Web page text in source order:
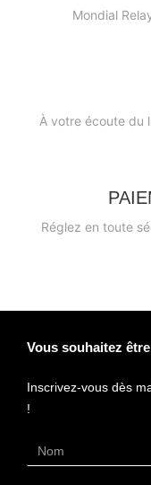
Mondial
À votre écoute du
Réglez en toute
Vous souhaitez
Inscrivez-vous dès
!